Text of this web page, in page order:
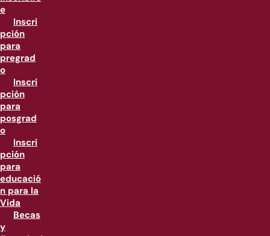
e
Inscri
pción
para
pregrad
o
Inscri
pción
para
posgrad
o
Inscri
pción
para
educació
n para la
Vida
Becas
y